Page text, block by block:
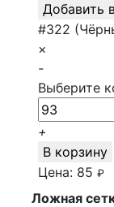
Добавить
#322
×
-
Выберите
+
В корзину
Цена: 85 ₽
Ложная